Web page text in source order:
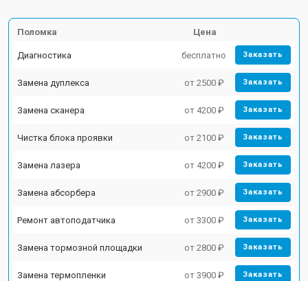
Поломка Цена
Диагностика бесплатно Заказать
Замена дуплекса от 2500 ₽ Заказать
Замена сканера от 4200 ₽ Заказать
Чистка блока проявки от 2100 ₽ Заказать
Замена лазера от 4200 ₽ Заказать
Замена абсорбера от 2900 ₽ Заказать
Ремонт автоподатчика от 3300 ₽ Заказать
Замена тормозной площадки от 2800 ₽ Заказать
Замена термопленки от 3900 ₽ Заказать